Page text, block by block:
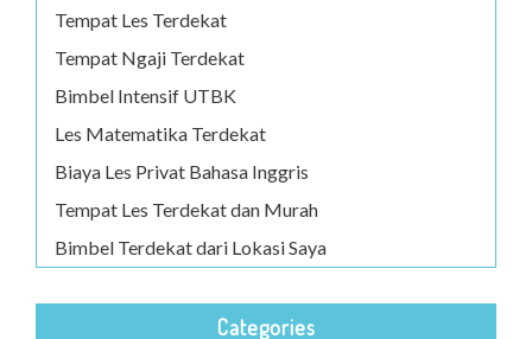
Tempat Les Terdekat
Tempat Ngaji Terdekat
Bimbel Intensif UTBK
Les Matematika Terdekat
Biaya Les Privat Bahasa Inggris
Tempat Les Terdekat dan Murah
Bimbel Terdekat dari Lokasi Saya
Categories